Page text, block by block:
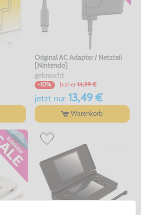
Original AC Adapter / Netzteil
[Nintendo]
gebraucht
-10% bisher 14,99 €
jetzt nur13,49 €
Warenkorb